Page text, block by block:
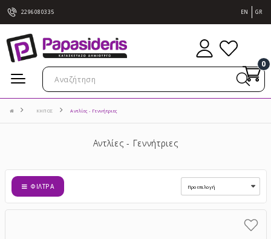
2296080335 EN GR
0
ΚΗΠΟΣ Αντλίες - Γεννήτριες
Αντλίες - Γεννήτριες
ΦΊΛΤΡΑ